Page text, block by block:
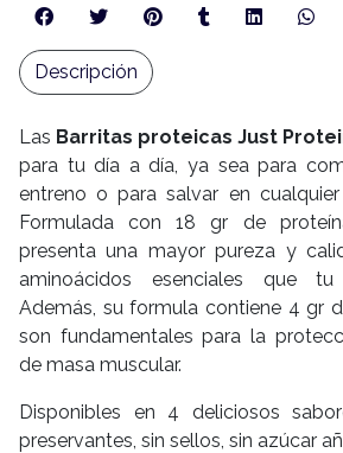
Las Barritas proteicas Just
para tu día a día, ya sea para
entreno o para salvar en
Formulada con 18 gr de
presenta una mayor pureza y
aminoácidos esenciales que
Además, su formula contiene 4 gr
son fundamentales para la
de masa muscular.
Disponibles en 4 deliciosos
preservantes, sin sellos, sin azúcar
Descripción